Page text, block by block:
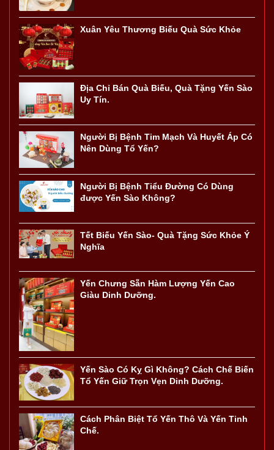
Xuân Yêu Thương Biếu Quà Sức Khỏe
Địa Chỉ Bán Quà Biếu, Quà Tặng Yến Sào
Uy Tín.
Người Bị Bệnh Tim Mạch Và Huyết Áp Có
Nên Dùng Tổ Yến?
Người Bị Bệnh Tiểu Đường Có Dùng
được Yến Sào Không?
Tết Biếu Yến Sào- Quà Tặng Sức Khỏe Ý
Nghĩa
Yến Chưng Sẵn Hàm Lượng Yến Cao
Giàu Dinh Dưỡng.
Yến Sào Có Kỵ Gì Không? Cách Chế Biến
Tổ Yến Giữ Trọn Vẹn Dinh Dưỡng.
Cách Phân Biệt Tổ Yến Thô Và Yến Tinh
Chế.